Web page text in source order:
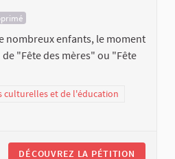
nombreux enfants, le moment
"Fête des mères" ou "Fête
culturelles et de l'éducation
DÉCOUVREZ LA PÉTITION